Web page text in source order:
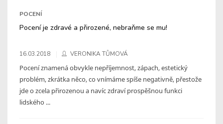
POCENÍ
Pocení je zdravé a přirozené, nebraňme se mu!
16.03.2018 VERONIKA TŮMOVÁ
Pocení znamená obvykle nepříjemnost, zápach, estetický
problém, zkrátka něco, co vnímáme spíše negativně, přestože
jde o zcela přirozenou a navíc zdraví prospěšnou funkci
lidského ...